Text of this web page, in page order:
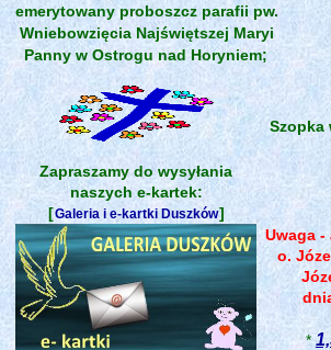
emerytowany proboszcz parafii pw.
Wniebowzięcia Najświętszej Maryi
Panny w Ostrogu nad Horyniem;
Szopka
Zapraszamy do wysyłania
naszych e-kartek:
[Galeria i e-kartki Duszków]
Uwaga -
o.
*